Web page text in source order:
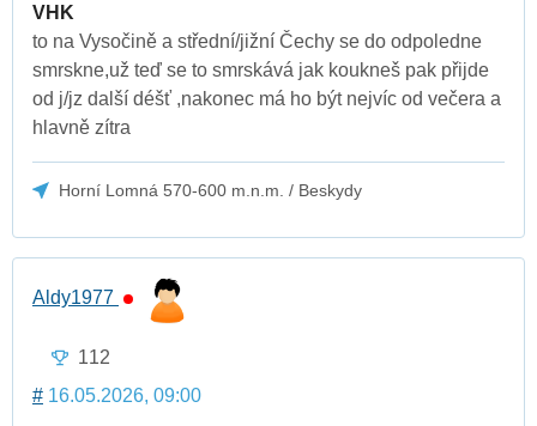
VHK
to na Vysočině a střední/jižní Čechy se do odpoledne
smrskne,už teď se to smrskává jak koukneš pak přijde
od j/jz další déšť ,nakonec má ho být nejvíc od večera a
hlavně zítra
Horní Lomná 570-600 m.n.m. / Beskydy
Aldy1977
112
# 16.05.2026, 09:00